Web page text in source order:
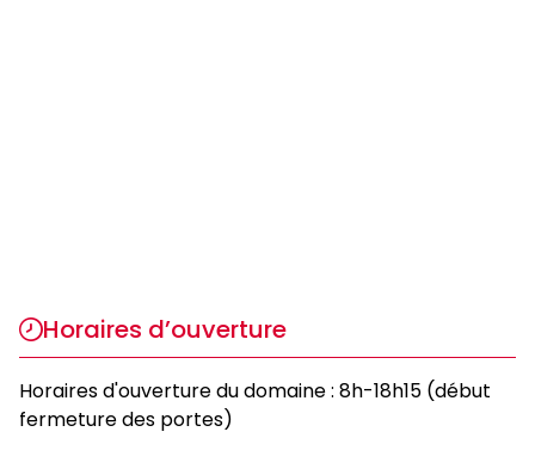
Horaires d’ouverture
Horaires d'ouverture du domaine : 8h-18h15 (début
fermeture des portes)